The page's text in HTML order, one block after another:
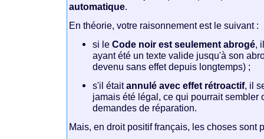
automatique
En théorie, votre raisonnement est le suivant :
si leCode noir est seulement abrogé
ayant été un texte valide jusqu'à son
devenu sans effet depuis longtemps) ;
s'il étaitannulé avec effet rétroactif, il
jamais été légal, ce qui pourrait sembler
demandes de réparation.
Mais, en droit positif français, les choses sont